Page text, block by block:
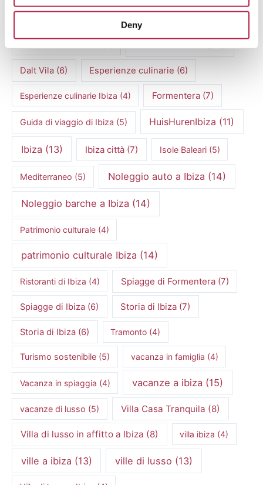
Deny
Dalt Vila (6) Esperienze culinarie (6)
Esperienze culinarie Ibiza (4) Formentera(7)
Guida di viaggio di Ibiza (5) HuisHurenIbiza (11)
Ibiza (13) Ibiza città(7) Isole Baleari(5)
Mediterraneo (5) Noleggio auto a Ibiza (14)
Noleggio barche a Ibiza (14)
Patrimonio culturale(4)
patrimonio culturale Ibiza (14)
Ristoranti di Ibiza (4) Spiagge di Formentera(7)
Spiagge di Ibiza (6) Storia di Ibiza (7)
Storia di Ibiza (6) Tramonto (4)
Turismo sostenibile(5) vacanza in famiglia (4)
Vacanza in spiaggia (4) vacanze a ibiza (15)
vacanze di lusso (5) Villa Casa Tranquila (8)
Villa di lusso in affitto a Ibiza (8) villa ibiza (4)
ville a ibiza (13) ville di lusso (13)